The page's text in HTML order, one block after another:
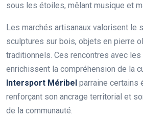
sous les étoiles, mêlant musique et
Les marchés artisanaux valorisent le
sculptures sur bois, objets en pierre
traditionnels. Ces rencontres avec
enrichissent la compréhension de la
Intersport Méribel parraine certains
renforçant son ancrage territorial et
de la communauté.